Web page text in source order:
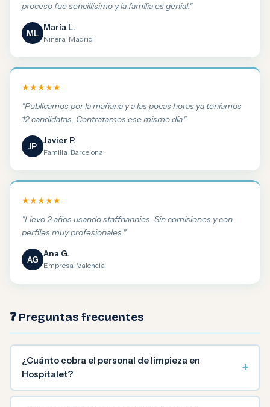
proceso fue sencillísimo y la familia es genial."
ML
María L.
Niñera · Madrid
★★★★★
"Publicamos por la mañana y a las pocas horas ya teníamos
12 candidatas. Contratamos ese mismo día."
JP
Javier P.
Familia · Barcelona
★★★★★
"Llevo 2 años usando staffnannies. Sin comisiones y con
perfiles muy profesionales."
AG
Ana G.
Empresa · Valencia
❓ Preguntas frecuentes
¿Cuánto cobra el personal de limpieza en
Hospitalet?
+